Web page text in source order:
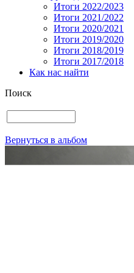
Итоги 2022/2023
Итоги 2021/2022
Итоги 2020/2021
Итоги 2019/2020
Итоги 2018/2019
Итоги 2017/2018
Как нас найти
Поиск
Вернуться в альбом